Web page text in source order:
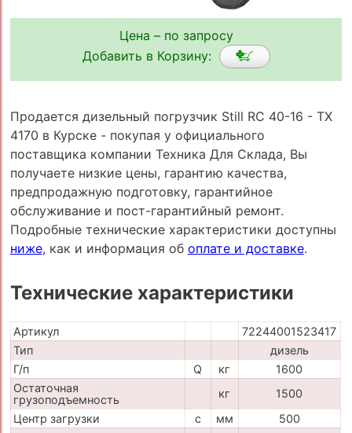
Цена – по запросу
Добавить в Корзину:
Продается дизельный погрузчик Still RC 40-16 - TX
4170 в Курске - покупая у официального
поставщика компании Техника Для Склада, Вы
получаете низкие цены, гарантию качества,
предпродажную подготовку, гарантийное
обслуживание и пост-гарантийный ремонт.
Подробные технические характеристики доступны
ниже, как и информация об оплате и доставке.
Технические характеристики
Артикул
72244001523417
Тип
дизель
Г/п
Q кг
1600
Остаточная
грузоподъемность
кг
1500
Центр загрузки
c мм
500